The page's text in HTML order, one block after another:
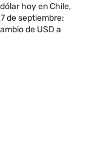
hoy en Chile,
de septiembre:
de USD a